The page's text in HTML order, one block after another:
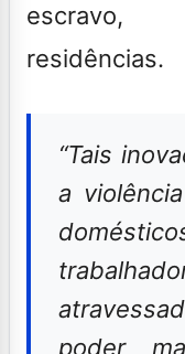
escravo,
residências.
“Tais
a
poder